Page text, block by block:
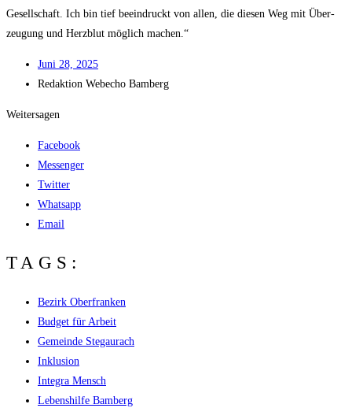
Gesell­schaft. Ich bin tief beein­druckt von allen, die die­sen Weg mit Über­
zeu­gung und Herz­blut mög­lich machen.“
Juni 28, 2025
Redak­ti­on Web­echo Bamberg
Weitersagen
Facebook
Messenger
Twitter
Whatsapp
Email
TAGS:
Bezirk Oberfranken
Budget für Arbeit
Gemeinde Stegaurach
Inklusion
Integra Mensch
Lebenshilfe Bamberg